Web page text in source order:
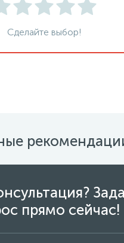
Сделайте выбор!
прямо сейчас!